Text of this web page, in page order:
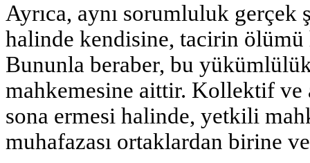
Ayrıca, aynı sorumluluk
halinde kendisine, tacirin ölümü
Bununla beraber, bu
mahkemesine aittir. Kollektif
sona ermesi halinde, yetkili
muhafazası ortaklardan birine